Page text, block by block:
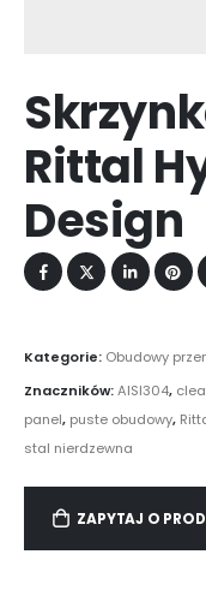
Rittal
Design
Kategorie: Obudowy
Znaczników:AISI304,
panel, puste obudowy,
stal nierdzewna
ZAPYTAJ O